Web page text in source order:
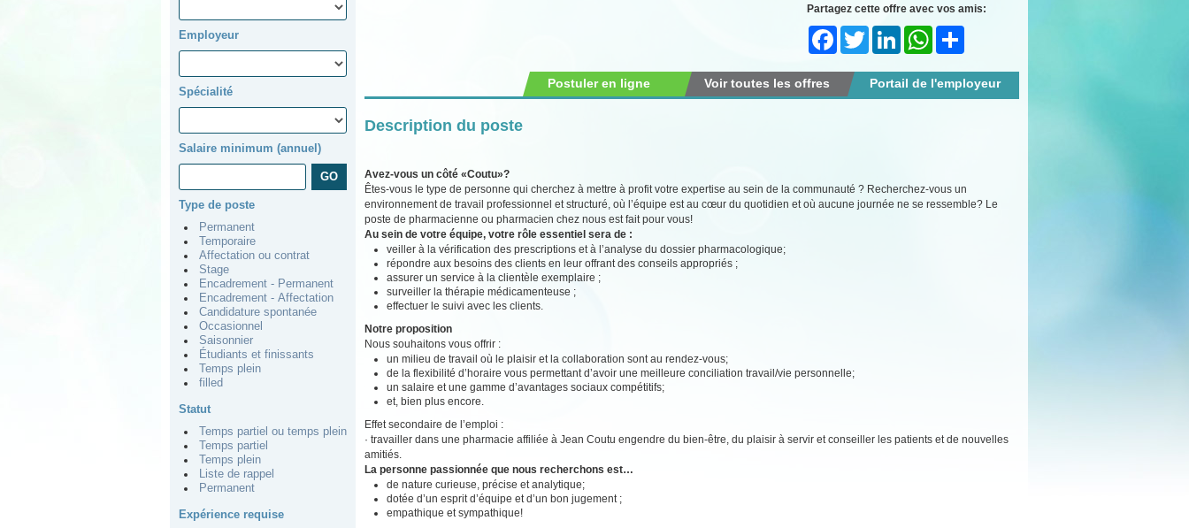
Employeur
Spécialité
Salaire minimum (annuel)
Type de poste
Permanent
Temporaire
Affectation ou contrat
Stage
Encadrement - Permanent
Encadrement - Affectation
Candidature spontanée
Occasionnel
Saisonnier
Étudiants et finissants
Temps plein
filled
Statut
Temps partiel ou temps plein
Temps partiel
Temps plein
Liste de rappel
Permanent
Expérience requise
Partagez cette offre avec vos amis:
FacebookTwitter LinkedInWhatsApp
Portail de l'employeur
Voir toutes les offres
Postuler en ligne
Description du poste
Avez-vous un côté «Coutu»?
Êtes-vous le type de personne qui cherchez à mettre à profit votre expertise au sein de la communauté ? Recherchez-vous un
environnement de travail professionnel et structuré, où l’équipe est au cœur du quotidien et où aucune journée ne se ressemble? Le
poste de pharmacienne ou pharmacien chez nous est fait pour vous!
Au sein de votre équipe, votre rôle essentiel sera de :
veiller à la vérification des prescriptions et à l’analyse du dossier pharmacologique;
répondre aux besoins des clients en leur offrant des conseils appropriés ;
assurer un service à la clientèle exemplaire ;
surveiller la thérapie médicamenteuse ;
effectuer le suivi avec les clients.
Notre proposition
Nous souhaitons vous offrir :
un milieu de travail où le plaisir et la collaboration sont au rendez-vous;
de la flexibilité d’horaire vous permettant d’avoir une meilleure conciliation travail/vie personnelle;
un salaire et une gamme d’avantages sociaux compétitifs;
et, bien plus encore.
Effet secondaire de l’emploi :
· travailler dans une pharmacie affiliée à Jean Coutu engendre du bien-être, du plaisir à servir et conseiller les patients et de nouvelles
amitiés.
La personne passionnée que nous recherchons est…
de nature curieuse, précise et analytique;
dotée d’un esprit d’équipe et d’un bon jugement ;
empathique et sympathique!